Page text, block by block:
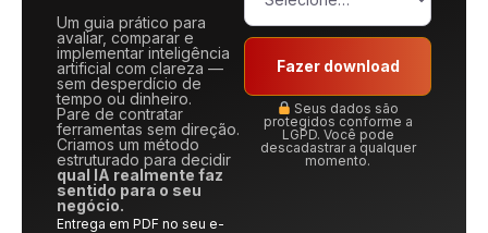
Um guia prático para
avaliar, comparar e
implementar inteligência
artificial com clareza —
sem desperdício de
tempo ou dinheiro.
Pare de contratar
ferramentas sem direção.
Criamos um método
estruturado para decidir
qual IA realmente faz
sentido para o seu
negócio.
Entrega em PDF no seu e-
Fazer download
Seus dados são
protegidos conforme a
LGPD. Você pode
descadastrar a qualquer
momento.